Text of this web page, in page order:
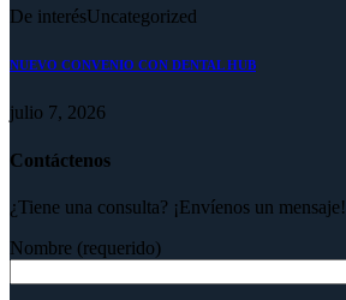
De interésUncategorized
NUEVO CONVENIO CON DENTAL HUB
julio 7, 2026
Contáctenos
¿Tiene una consulta? ¡Envíenos un mensaje!
Nombre (requerido)